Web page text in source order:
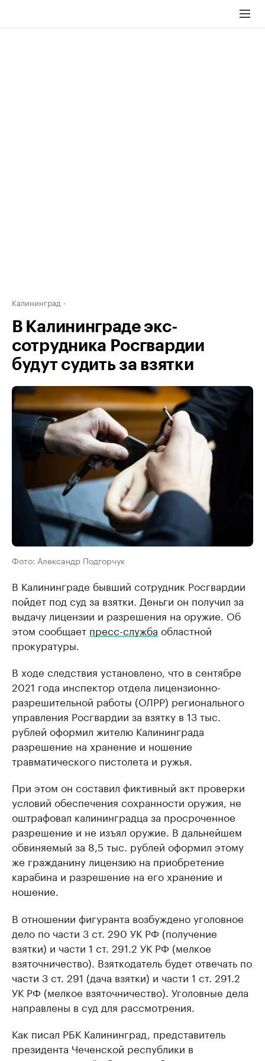
Калининград
В Калининграде экс-
сотрудника Росгвардии
будут судить за взятки
Фото: Александр Подгорчук
В Калининграде бывший сотрудник Росгвардии
пойдет под суд за взятки. Деньги он получил за
выдачу лицензии и разрешения на оружие. Об
этом сообщает пресс-служба областной
прокуратуры.
В ходе следствия установлено, что в сентябре
2021 года инспектор отдела лицензионно-
разрешительной работы (ОЛРР) регионального
управления Росгвардии за взятку в 13 тыс.
рублей оформил жителю Калининграда
разрешение на хранение и ношение
травматического пистолета и ружья.
При этом он составил фиктивный акт проверки
условий обеспечения сохранности оружия, не
оштрафовал калининградца за просроченное
разрешение и не изъял оружие. В дальнейшем
обвиняемый за 8,5 тыс. рублей оформил этому
же гражданину лицензию на приобретение
карабина и разрешение на его хранение и
ношение.
В отношении фигуранта возбуждено уголовное
дело по части 3 ст. 290 УК РФ (получение
взятки) и части 1 ст. 291.2 УК РФ (мелкое
взяточничество). Взяткодатель будет отвечать по
части 3 ст. 291 (дача взятки) и части 1 ст. 291.2
УК РФ (мелкое взяточничество). Уголовные дела
направлены в суд для рассмотрения.
Как писал РБК Калининград, представитель
президента Чеченской республики в